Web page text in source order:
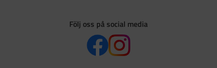
Följ oss på social media